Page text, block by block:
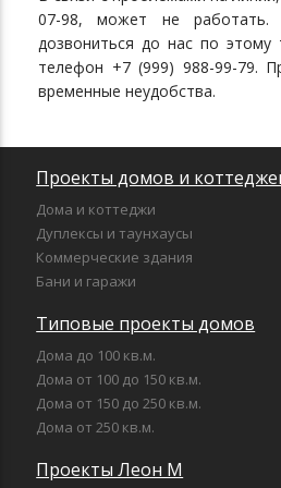
07-98, может не
дозвониться до нас по этому
телефон +7 (999) 988-99-79.
временные неудобства.
Проекты домов и
Дома и коттеджи
Дуплексы и таунхаусы
Коммерческие здания
Бани и гаражи
Типовые проекты домов
Дома до 100 кв.м.
Дома от 100 до 150 кв.м.
Дома от 150 до 250 кв.м.
Дома от 250 кв.м.
Проекты Леон М